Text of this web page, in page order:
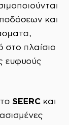
και
στο πλαίσιο
ευφυούς
SEERC και